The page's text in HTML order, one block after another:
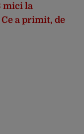
mici la
a primit, de